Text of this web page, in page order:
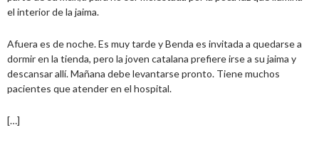
el interior de la jaima.
Afuera es de noche. Es muy tarde y Benda es invitada a quedarse a
dormir en la tienda, pero la joven catalana prefiere irse a su jaima y
descansar allí. Mañana debe levantarse pronto. Tiene muchos
pacientes que atender en el hospital.
[…]